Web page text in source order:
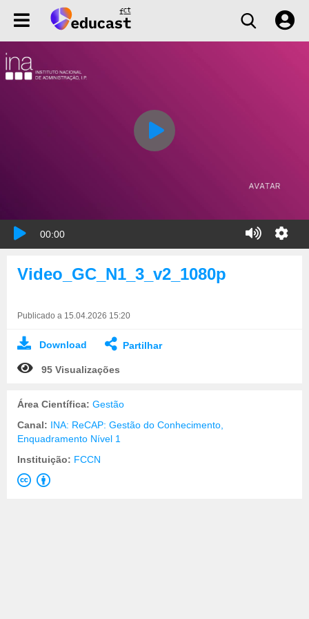
00:00
Video_GC_N1_3_v2_1080p
Publicado a 15.04.2026 15:20
Download Partilhar
95 Visualizações
Área Científica: Gestão
Canal: INA: ReCAP: Gestão do Conhecimento,
Enquadramento Nível 1
Instituição: FCCN